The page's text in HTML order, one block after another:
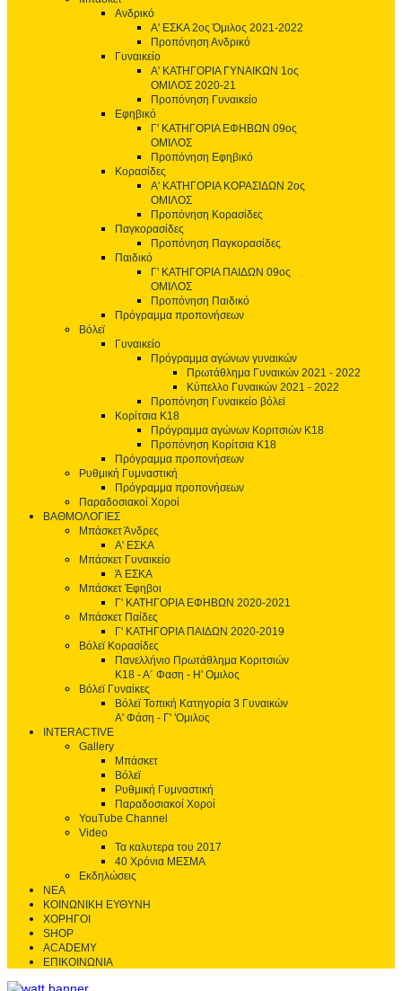
Ανδρικό
Α' ΕΣΚΑ 2ος Όμιλος 2021-2022
Προπόνηση Ανδρικό
Γυναικείο
Α' ΚΑΤΗΓΟΡΙΑ ΓΥΝΑΙΚΩΝ 1ος
ΟΜΙΛΟΣ 2020-21
Προπόνηση Γυναικείο
Εφηβικό
Γ' ΚΑΤΗΓΟΡΙΑ ΕΦΗΒΩΝ 09ος
ΟΜΙΛΟΣ
Προπόνηση Εφηβικό
Κορασίδες
Α' ΚΑΤΗΓΟΡΙΑ ΚΟΡΑΣΙΔΩΝ 2ος
ΟΜΙΛΟΣ
Προπόνηση Κορασίδες
Παγκορασίδες
Προπόνηση Παγκορασίδες
Παιδικό
Γ' ΚΑΤΗΓΟΡΙΑ ΠΑΙΔΩΝ 09ος
ΟΜΙΛΟΣ
Προπόνηση Παιδικό
Πρόγραμμα προπονήσεων
Βόλεϊ
Γυναικείο
Πρόγραμμα αγώνων γυναικών
Πρωτάθλημα Γυναικών 2021 - 2022
Κύπελλο Γυναικών 2021 - 2022
Προπόνηση Γυναικείο βόλεϊ
Κορίτσια Κ18
Πρόγραμμα αγώνων Κοριτσιών Κ18
Προπόνηση Κορίτσια Κ18
Πρόγραμμα προπονήσεων
Ρυθμική Γυμναστική
Πρόγραμμα προπονήσεων
Παραδοσιακοί Χοροί
ΒΑΘΜΟΛΟΓΙΕΣ
Μπάσκετ Άνδρες
Α' ΕΣΚΑ
Μπάσκετ Γυναικείο
Ά ΕΣΚΑ
Μπάσκετ Έφηβοι
Γ' ΚΑΤΗΓΟΡΙΑ ΕΦΗΒΩΝ 2020-2021
Μπάσκετ Παίδες
Γ' ΚΑΤΗΓΟΡΙΑ ΠΑΙΔΩΝ 2020-2019
Βόλεϊ Κορασίδες
Πανελλήνιο Πρωτάθλημα Κοριτσιών
Κ18 - Α΄ Φαση - H' Ομιλος
Βόλεϊ Γυναίκες
Βόλεϊ Τοπική Κατηγορία 3 Γυναικών
Α' Φάση - Γ' 'Ομιλος
INTERACTIVE
Gallery
Μπάσκετ
Βόλεϊ
Ρυθμική Γυμναστική
Παραδοσιακοί Χοροί
YouTube Channel
Video
Τα καλυτερα του 2017
40 Χρόνια ΜΕΣΜΑ
Εκδηλώσεις
ΝΕΑ
ΚΟΙΝΩΝΙΚΗ ΕΥΘΥΝΗ
ΧΟΡΗΓΟΙ
SHOP
ACADEMY
ΕΠΙΚΟΙΝΩΝΙΑ